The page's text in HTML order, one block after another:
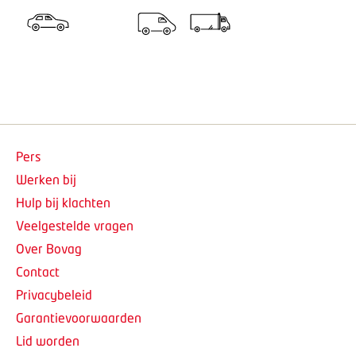
Pers
Werken bij
Hulp bij klachten
Veelgestelde vragen
Over Bovag
Contact
Privacybeleid
Garantievoorwaarden
Lid worden